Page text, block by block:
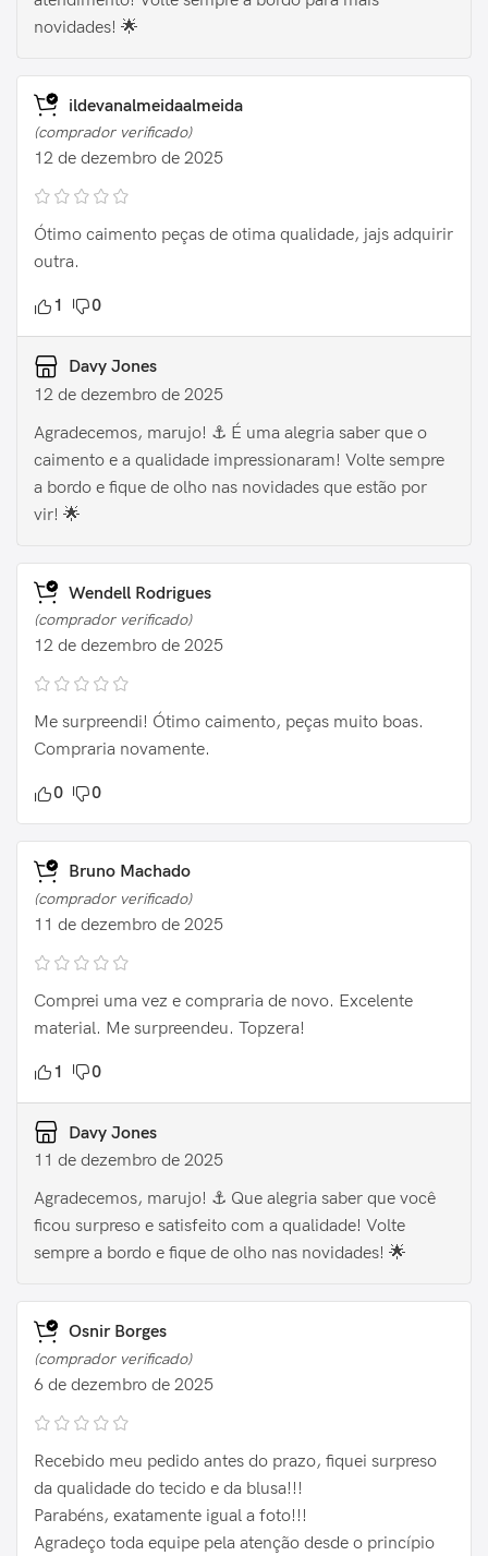
novidades! 🌟
ildevanalmeidaalmeida
(comprador verificado)
12 de dezembro de 2025
Ótimo caimento peças de otima qualidade, jajs adquirir
outra.
1 0
Davy Jones
12 de dezembro de 2025
Agradecemos, marujo! ⚓️ É uma alegria saber que o
caimento e a qualidade impressionaram! Volte sempre
a bordo e fique de olho nas novidades que estão por
vir! 🌟
Wendell Rodrigues
(comprador verificado)
12 de dezembro de 2025
Me surpreendi! Ótimo caimento, peças muito boas.
Compraria novamente.
0 0
Bruno Machado
(comprador verificado)
11 de dezembro de 2025
Comprei uma vez e compraria de novo. Excelente
material. Me surpreendeu. Topzera!
1 0
Davy Jones
11 de dezembro de 2025
Agradecemos, marujo! ⚓️ Que alegria saber que você
ficou surpreso e satisfeito com a qualidade! Volte
sempre a bordo e fique de olho nas novidades! 🌟
Osnir Borges
(comprador verificado)
6 de dezembro de 2025
Recebido meu pedido antes do prazo, fiquei surpreso
da qualidade do tecido e da blusa!!!
Parabéns, exatamente igual a foto!!!
Agradeço toda equipe pela atenção desde o princípio